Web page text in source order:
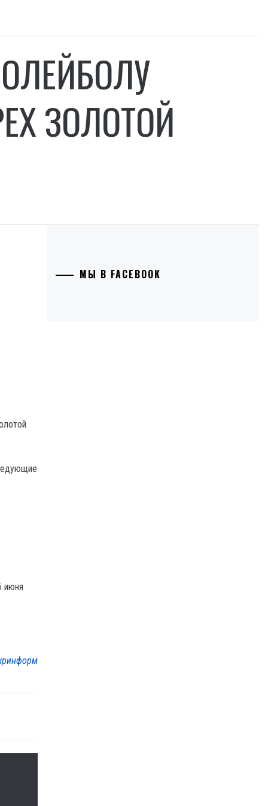
ЗОЛОТОЙ
июня
МЫ В FACEBOOK